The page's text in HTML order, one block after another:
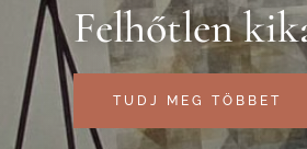
Felhőtlen
TUDJ MEG TÖBBET